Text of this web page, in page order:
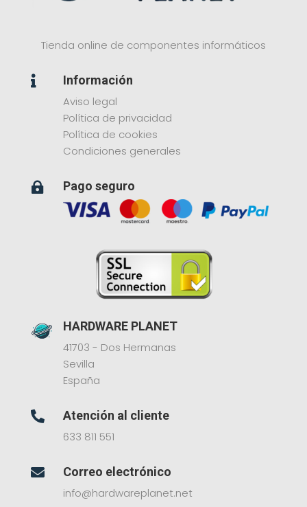
Tienda online de componentes informáticos

Información
Aviso legal
Política de privacidad
Política de cookies
Condiciones generales
 Pago seguro
HARDWARE PLANET
41703 - Dos Hermanas
Sevilla
España

Atención al cliente
633 811 551

Correo electrónico
info@hardwareplanet.net